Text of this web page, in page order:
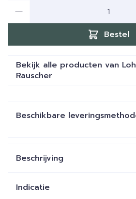
Bestel
Bekijk alle producten van
Rauscher
Beschikbare
Beschrijving
Indicatie